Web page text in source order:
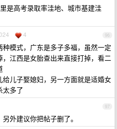
是高考录取率洼地、城市基建洼
96
4
模式，广东是多子多福，虽然一定
江西是女胎查出来直接打掉，看二
儿子娶媳妇，另一方面就是适婚女
太多了
97
外建议你把帖子删了。